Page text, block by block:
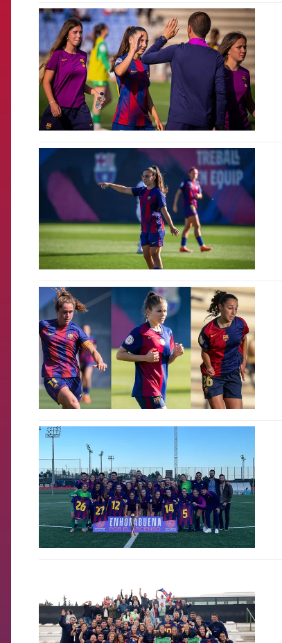
FCB Barcelona badge
FCB Barcelona badge
FCB Barcelona badge
FCB Barcelona badge